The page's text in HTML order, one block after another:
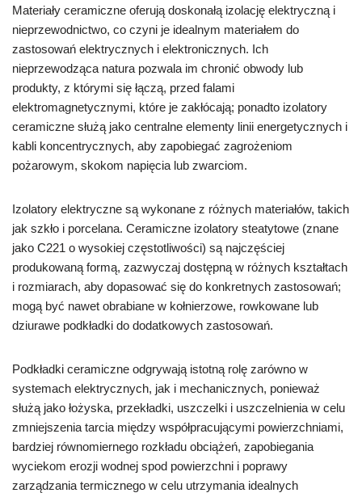
Materiały ceramiczne oferują doskonałą izolację elektryczną i
nieprzewodnictwo, co czyni je idealnym materiałem do
zastosowań elektrycznych i elektronicznych. Ich
nieprzewodząca natura pozwala im chronić obwody lub
produkty, z którymi się łączą, przed falami
elektromagnetycznymi, które je zakłócają; ponadto izolatory
ceramiczne służą jako centralne elementy linii energetycznych i
kabli koncentrycznych, aby zapobiegać zagrożeniom
pożarowym, skokom napięcia lub zwarciom.
Izolatory elektryczne są wykonane z różnych materiałów, takich
jak szkło i porcelana. Ceramiczne izolatory steatytowe (znane
jako C221 o wysokiej częstotliwości) są najczęściej
produkowaną formą, zazwyczaj dostępną w różnych kształtach
i rozmiarach, aby dopasować się do konkretnych zastosowań;
mogą być nawet obrabiane w kołnierzowe, rowkowane lub
dziurawe podkładki do dodatkowych zastosowań.
Podkładki ceramiczne odgrywają istotną rolę zarówno w
systemach elektrycznych, jak i mechanicznych, ponieważ
służą jako łożyska, przekładki, uszczelki i uszczelnienia w celu
zmniejszenia tarcia między współpracującymi powierzchniami,
bardziej równomiernego rozkładu obciążeń, zapobiegania
wyciekom erozji wodnej spod powierzchni i poprawy
zarządzania termicznego w celu utrzymania idealnych